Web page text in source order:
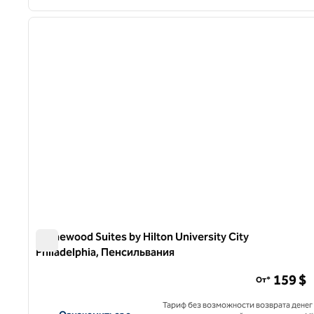
1 из 12
Homewood Suites by Hilton University City
Philadelphia, Пенсильвания
От* 159 $
Тариф без возможности возврата